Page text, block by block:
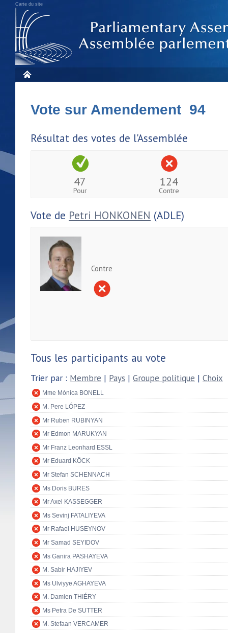
Carte du site
Vote sur Amendement 94
Résultat des votes de l'Assemblée
47
Pour
124
Contre
Vote de Petri HONKONEN (ADLE)
Contre
Tous les participants au vote
Trier par : Membre | Pays | Groupe politique | Choix
Mme Mònica BONELL
M. Pere LÓPEZ
Mr Ruben RUBINYAN
Mr Edmon MARUKYAN
Mr Franz Leonhard ESSL
Mr Eduard KÖCK
Mr Stefan SCHENNACH
Ms Doris BURES
Mr Axel KASSEGGER
Ms Sevinj FATALIYEVA
Mr Rafael HUSEYNOV
Mr Samad SEYIDOV
Ms Ganira PASHAYEVA
M. Sabir HAJIYEV
Ms Ulviyye AGHAYEVA
M. Damien THIÉRY
Ms Petra De SUTTER
M. Stefaan VERCAMER